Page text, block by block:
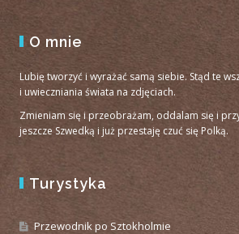
O mnie
Lubię tworzyć i wyrażać samą siebie. Stąd te
i uwieczniania świata na zdjęciach.
Zmieniam się i przeobrażam, oddalam się i
jeszcze Szwedką i już przestaję czuć się Polką.
Turystyka
Przewodnik po Sztokholmie